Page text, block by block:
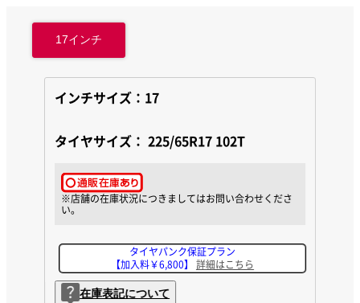
17インチ
インチサイズ：17
タイヤサイズ：225/65R17 102T
タイヤパンク保証プラン
【加入料￥6,800】 詳細はこちら
在庫表記について